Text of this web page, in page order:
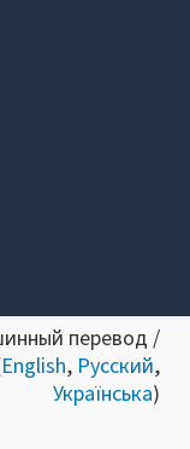
перевод /
English, Русский,
Українська)